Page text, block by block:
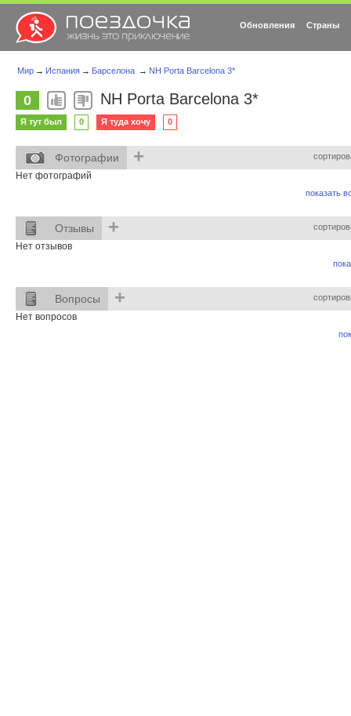
Обновления Страны
Мир → Испания → Барселона → NH Porta Barcelona 3*
0 NH Porta Barcelona 3*
Я тут был 0 Я туда хочу 0
Фотографии +
Нет фотографий
показать
Отзывы +
Нет отзывов
Вопросы +
Нет вопросов